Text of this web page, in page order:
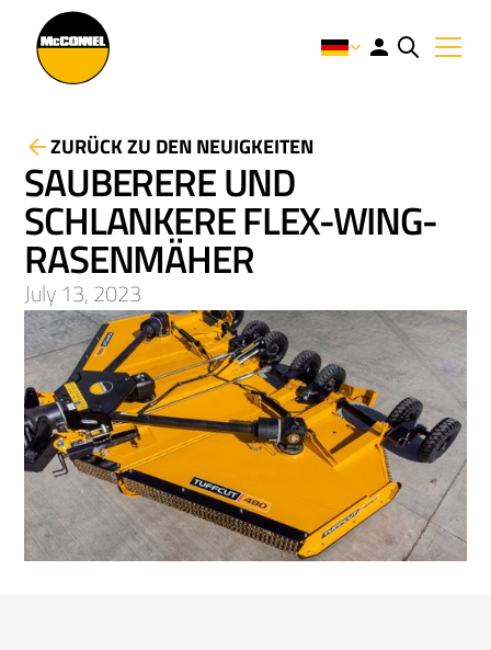
ZURÜCK ZU DEN NEUIGKEITEN
SAUBERERE UND
SCHLANKERE FLEX-WING-
RASENMÄHER
July 13, 2023